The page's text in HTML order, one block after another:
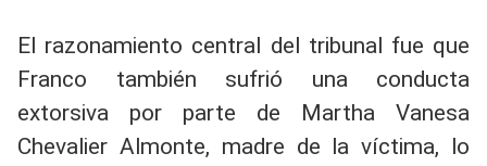
El razonamiento central del tribunal fue que
Franco también sufrió una conducta
extorsiva por parte de Martha Vanesa
Chevalier Almonte, madre de la víctima, lo